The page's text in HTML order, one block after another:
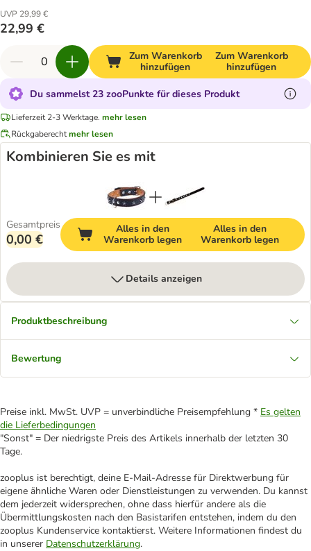
UVP 29,99 €
22,99 €
Zum Warenkorb
hinzufügen
Zum Warenkorb
hinzufügen
Du sammelst 23 zooPunkte für dieses Produkt
Lieferzeit 2-3 Werktage. mehr lesen
Rückgaberechtmehr lesen
Kombinieren Sie es mit
Gesamtpreis
0,00 €
Alles in den
Warenkorb legen
Alles in den
Warenkorb legen
Details anzeigen
Produktbeschreibung
Bewertung
Preise inkl. MwSt. UVP = unverbindliche Preisempfehlung * Es gelten
die Lieferbedingungen
"Sonst" = Der niedrigste Preis des Artikels innerhalb der letzten 30
Tage.
zooplus ist berechtigt, deine E-Mail-Adresse für Direktwerbung für
eigene ähnliche Waren oder Dienstleistungen zu verwenden. Du kannst
dem jederzeit widersprechen, ohne dass hierfür andere als die
Übermittlungskosten nach den Basistarifen entstehen, indem du den
zooplus Kundenservice kontaktierst. Weitere Informationen findest du
in unserer Datenschutzerklärung.